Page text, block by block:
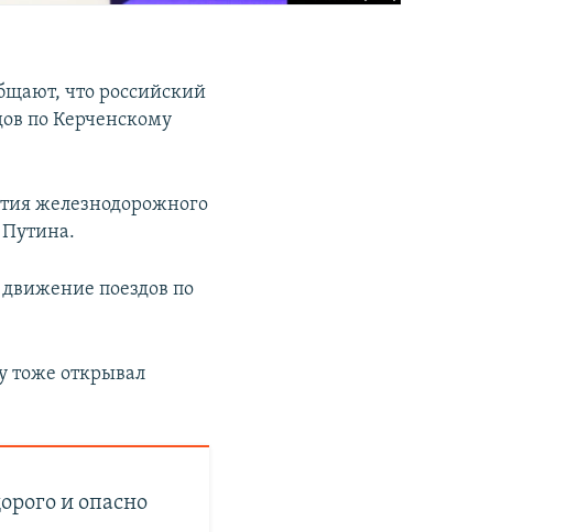
что российский
по Керченскому
железнодорожного
Путина.
поездов по
тоже открывал
и опасно